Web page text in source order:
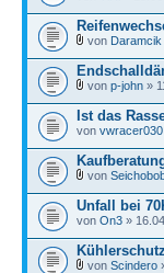
von Daramcik
von p-john »
Ist das
von vwracer030
von
Unfall bei
von On3 »
von Scindero